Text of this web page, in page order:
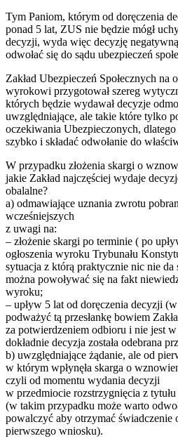
Tym Paniom, którym od doręczenia
ponad 5 lat, ZUS nie będzie mógł
decyzji, wyda więc decyzję
odwołać się do sądu ubezpieczeń
Zakład Ubezpieczeń Społecznych na
wyrokowi przygotował szereg
których będzie wydawał decyzje
uwzględniające, ale takie które tylko
oczekiwania Ubezpieczonych,
szybko i składać odwołanie do
W przypadku złożenia skargi o
jakie Zakład najczęściej wydaje
obalalne?
a) odmawiające uznania zwrotu
wcześniejszych
z uwagi na:
– złożenie skargi po terminie ( po
ogłoszenia wyroku Trybunału
sytuacja z którą praktycznie nic nie
można powoływać się na fakt
wyroku;
– upływ 5 lat od doręczenia decyzji
podważyć tą przesłankę bowiem
za potwierdzeniem odbioru i nie jest
dokładnie decyzja została odebrana
b) uwzględniające żądanie, ale od
w którym wpłynęła skarga o
czyli od momentu wydania decyzji
w przedmiocie rozstrzygnięcia z
(w takim przypadku może warto
powalczyć aby otrzymać świadczenie
pierwszego wniosku).